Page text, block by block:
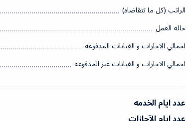
الراتب (كل ما تتقاضاه)
حاله العمل
اجمالي الاجازات و الغيابات المدفوعه
اجمالي الاجازات و الغيابات غير المدفوعه
عدد ايام الخدمه